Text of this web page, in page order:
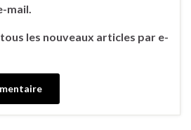
mail.
les nouveaux articles par e-